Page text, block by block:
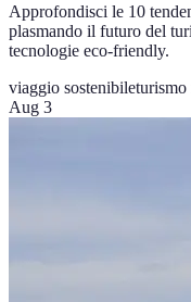
Approfondisci le 10
plasmando il futuro del
tecnologie eco-friendly.
viaggio sostenibileturismo
Aug 3